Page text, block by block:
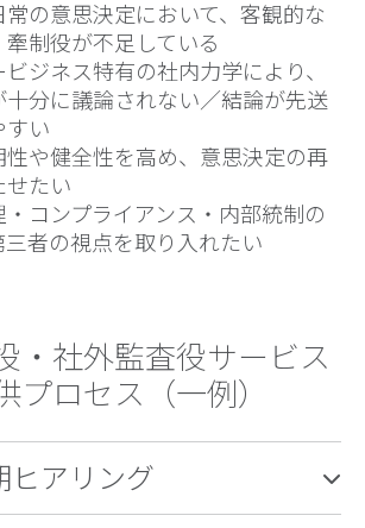
の意思決定において、客観的な
制役が不足している
ジネス特有の社内力学により、
十分に議論されない／結論が先送
すい
性や健全性を高め、意思決定の再
せたい
・コンプライアンス・内部統制の
三者の視点を取り入れたい
・社外監査役サービス
プロセス（一例）
アリング